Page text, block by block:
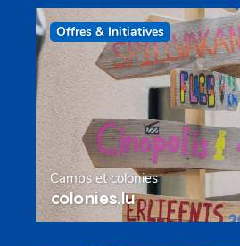
Offres & Initiatives
Camps et colonies
colonies.lu